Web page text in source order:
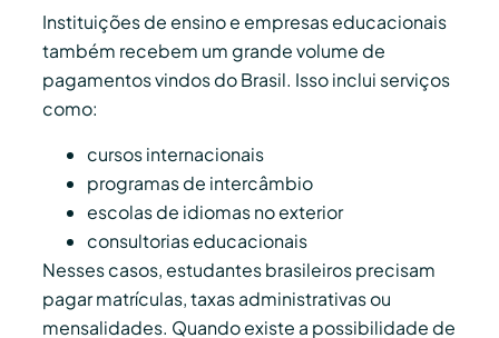
Instituições de ensino e empresas educacionais
também recebem um grande volume de
pagamentos vindos do Brasil. Isso inclui serviços
como:
cursos internacionais
programas de intercâmbio
escolas de idiomas no exterior
consultorias educacionais
Nesses casos, estudantes brasileiros precisam
pagar matrículas, taxas administrativas ou
mensalidades. Quando existe a possibilidade de